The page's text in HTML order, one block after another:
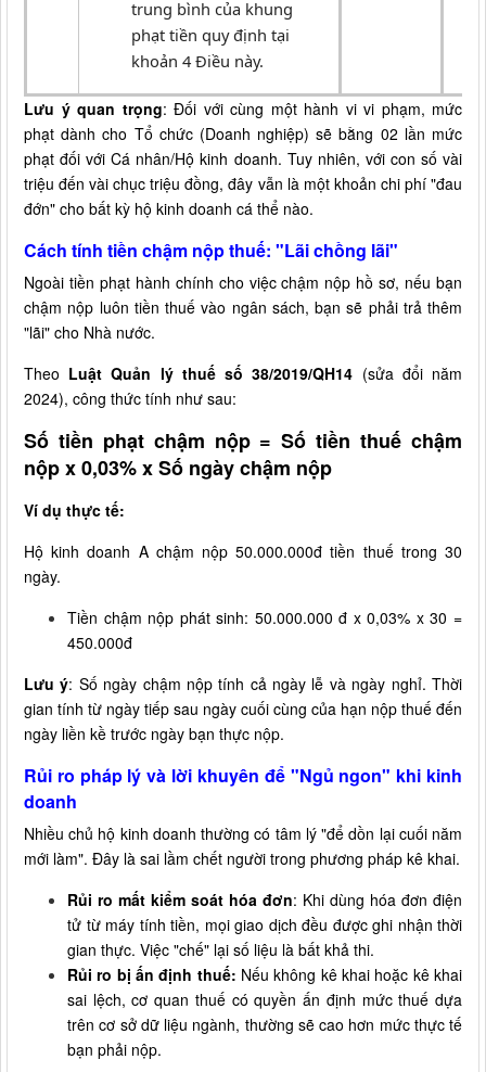
trung bình của khung
phạt tiền quy định tại
khoản 4 Điều này.
Lưu ý quan trọng: Đối với cùng một hành vi vi phạm, mức
phạt dành cho Tổ chức (Doanh nghiệp) sẽ bằng 02 lần mức
phạt đối với Cá nhân/Hộ kinh doanh. Tuy nhiên, với con số vài
triệu đến vài chục triệu đồng, đây vẫn là một khoản chi phí "đau
đớn" cho bất kỳ hộ kinh doanh cá thể nào.
Cách tính tiền chậm nộp thuế: "Lãi chồng lãi"
Ngoài tiền phạt hành chính cho việc chậm nộp hồ sơ, nếu bạn
chậm nộp luôn tiền thuế vào ngân sách, bạn sẽ phải trả thêm
"lãi" cho Nhà nước.
Theo Luật Quản lý thuế số 38/2019/QH14 (sửa đổi năm
2024), công thức tính như sau:
Số tiền phạt chậm nộp = Số tiền thuế chậm
nộp x 0,03% x Số ngày chậm nộp
Ví dụ thực tế:
Hộ kinh doanh A chậm nộp 50.000.000đ tiền thuế trong 30
ngày.
Tiền chậm nộp phát sinh: 50.000.000 đ x 0,03% x 30 =
450.000đ
Lưu ý: Số ngày chậm nộp tính cả ngày lễ và ngày nghỉ. Thời
gian tính từ ngày tiếp sau ngày cuối cùng của hạn nộp thuế đến
ngày liền kề trước ngày bạn thực nộp.
Rủi ro pháp lý và lời khuyên để "Ngủ ngon" khi kinh
doanh
Nhiều chủ hộ kinh doanh thường có tâm lý "để dồn lại cuối năm
mới làm". Đây là sai lầm chết người trong phương pháp kê khai.
Rủi ro mất kiểm soát hóa đơn: Khi dùng hóa đơn điện
tử từ máy tính tiền, mọi giao dịch đều được ghi nhận thời
gian thực. Việc "chế" lại số liệu là bất khả thi.
Rủi ro bị ấn định thuế: Nếu không kê khai hoặc kê khai
sai lệch, cơ quan thuế có quyền ấn định mức thuế dựa
trên cơ sở dữ liệu ngành, thường sẽ cao hơn mức thực tế
bạn phải nộp.